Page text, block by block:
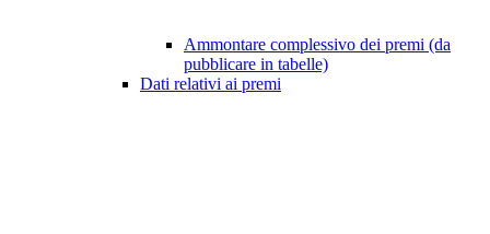
Ammontare complessivo dei premi (da
pubblicare in tabelle)
Dati relativi ai premi